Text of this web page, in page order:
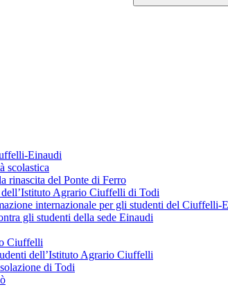
Einaudi
scolastica
rinascita del Ponte di Ferro
Agrario Ciuffelli di Todi
internazionale per gli studenti del Ciuffelli-
gli studenti della sede Einaudi
Ciuffelli
dell’Istituto Agrario Ciuffelli
di Todi